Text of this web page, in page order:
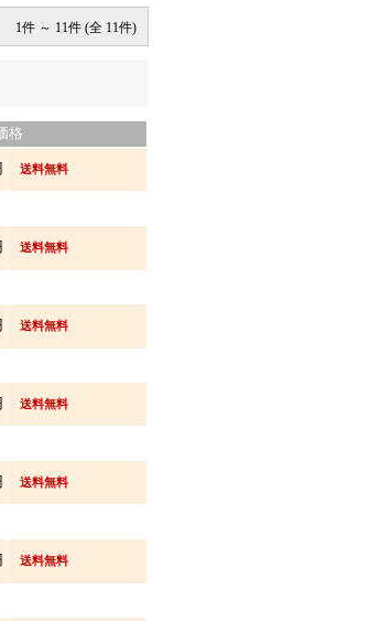
1件 ～ 11件 (全 11件)
格
送料無料
送料無料
送料無料
送料無料
送料無料
送料無料